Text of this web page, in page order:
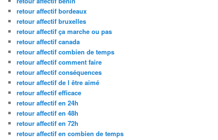
retour affectif bordeaux
retour affectif bruxelles
retour affectif ça marche ou pas
retour affectif canada
retour affectif combien de temps
retour affectif comment faire
retour affectif conséquences
retour affectif de l être aimé
retour affectif efficace
retour affectif en 24h
retour affectif en 48h
retour affectif en 72h
retour affectif en combien de temps